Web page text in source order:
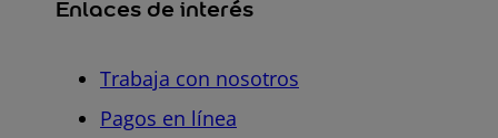
Enlaces de interés
Trabaja con nosotros
Pagos en línea